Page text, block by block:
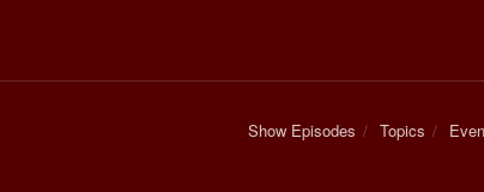
Show Episodes Topics